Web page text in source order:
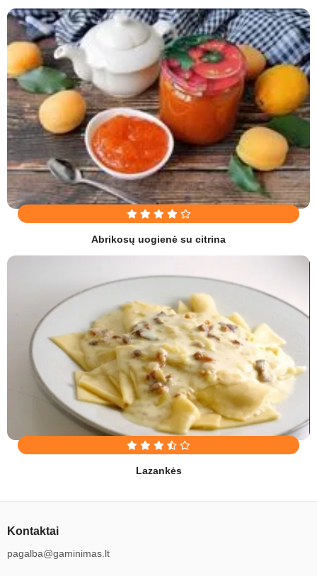
Abrikosų uogienė su citrina
Lazankės
Kontaktai
pagalba@gaminimas.lt